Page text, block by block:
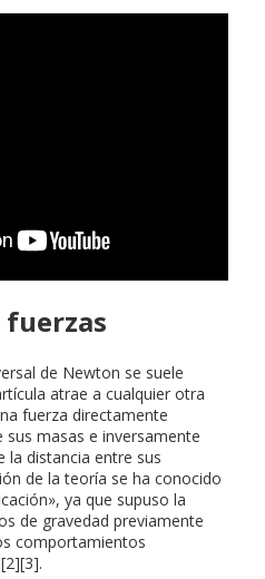
fuerzas
de Newton se suele
atrae a cualquier otra
fuerza directamente
masas e inversamente
la distancia entre sus
de la teoría se ha conocido
ya que supuso la
de gravedad previamente
comportamientos